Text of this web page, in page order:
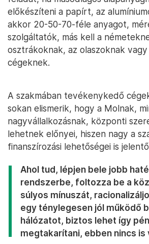
előkészíteni a papírt, az
akkor 20-50-70-féle anyagot,
szolgáltatók, más kell a
osztrákoknak, az olaszoknak
cégeknek.
A szakmában tevékenykedő
sokan elismerik, hogy a Molnak,
nagyvállalkozásnak, központi
lehetnek előnyei, hiszen nagy a
finanszírozási lehetőségei is
Ahol tud, lépjen bele jobb
rendszerbe, foltozza be a
súlyos mínuszát,
egy ténylegesen jól működő
hálózatot, biztos lehet így
megtakarítani, ebben nincs is